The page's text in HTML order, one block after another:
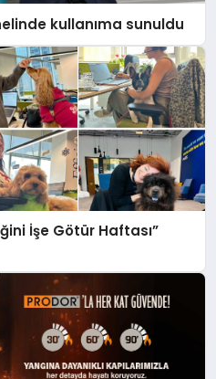
kullanıma sunuldu
İşe Götür Haftası”